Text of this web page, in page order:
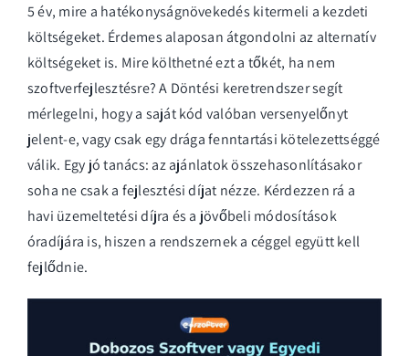
5 év, mire a hatékonyságnövekedés kitermeli a kezdeti
költségeket. Érdemes alaposan átgondolni az alternatív
költségeket is. Mire költhetné ezt a tőkét, ha nem
szoftverfejlesztésre? A Döntési keretrendszersegít
mérlegelni, hogy a saját kód valóban versenyelőnyt
jelent-e, vagy csak egy drága fenntartási kötelezettséggé
válik. Egy jó tanács: az ajánlatok összehasonlításakor
soha ne csak a fejlesztési díjat nézze. Kérdezzen rá a
havi üzemeltetési díjra és a jövőbeli módosítások
óradíjára is, hiszen a rendszernek a céggel együtt kell
fejlődnie.